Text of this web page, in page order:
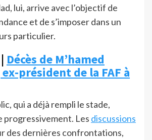
lui, arrive avec l’objectif de
et de s’imposer dans un
particulier.
Décès de M’hamed
président de la FAF à
qui a déjà rempli le stade,
progressivement. Les discussions
des dernières confrontations,